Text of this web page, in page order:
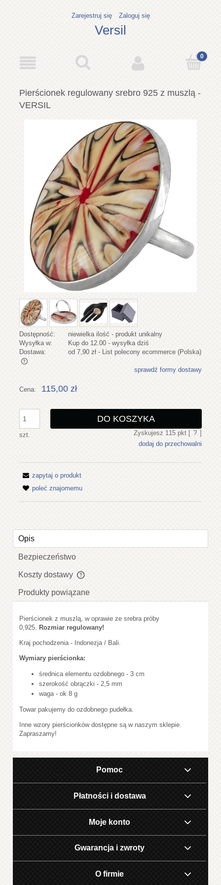
Zarejestruj się Zaloguj się
Versil
Pierścionek regulowany srebro 925 z muszlą -
VERSIL
Dostępność:
niewielka ilość - produkt unikalny
Wysyłka w:
Kup do 12.00 - wysyłka dziś
Dostawa:
od 7,90 zł - List polecony ecommerce (Polska)
Cena nie zawiera ewentualnych kosztów płatności
sprawdź formy dostawy
Cena: 115,00 zł
szt.
DO KOSZYKA
Zyskujesz 115pkt [ ? ]
dodaj do przechowalni
zapytaj o produkt
poleć znajomemu
Opis
Bezpieczeństwo
Koszty dostawy
Cena nie zawiera ewentualnych kosztów płatności
Produkty powiązane
Pierścionek z muszlą, w oprawie ze srebra próby
0,925.
Rozmiar regulowany!
Kraj pochodzenia - Indonezja / Bali.
Wymiary pierścionka:
średnica elementu ozdobnego - 3 cm
szerokość obrączki - 2,5 mm
waga - ok 8 g
Towar pakujemy do ozdobnego pudełka.
Inne wzory pierścionków dostępne są w naszym sklepie.
Zapraszamy!
Pomoc
Płatności i dostawa
Moje konto
Gwarancja i zwroty
O firmie